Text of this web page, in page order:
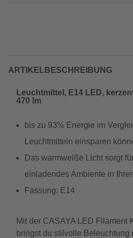
ARTIKELBESCHREIBUNG
Leuchtmittel, E14 LED,
470 lm
bis zu 93% Energie im
Leuchtmitteln einsparen
Das warmweiße Licht sorgt
einladendes Ambiente in
Fassung: E14
Mit der CASAYA LED Filament
bringst du stilvolle Beleuchtung